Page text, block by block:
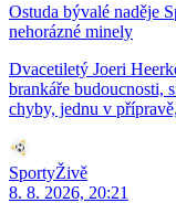
Ostuda bývalé naděje
nehorázné minely
Dvacetiletý Joeri
brankáře budoucnosti,
chyby, jednu v
SportyŽivě
8. 8. 2026, 20:21